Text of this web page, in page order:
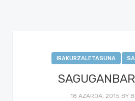
IRAKURZALETASUNA
18 AZAROA, 2015 BY